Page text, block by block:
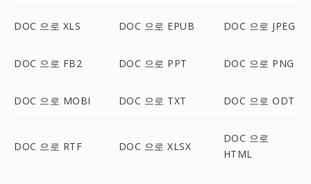
DOC 으로 XLS DOC 으로 EPUB DOC 으로 JPEG
DOC 으로 FB2 DOC 으로 PPT DOC 으로 PNG
DOC 으로 MOBI DOC 으로 TXT DOC 으로 ODT
DOC 으로 RTF DOC 으로 XLSX
DOC 으로
HTML